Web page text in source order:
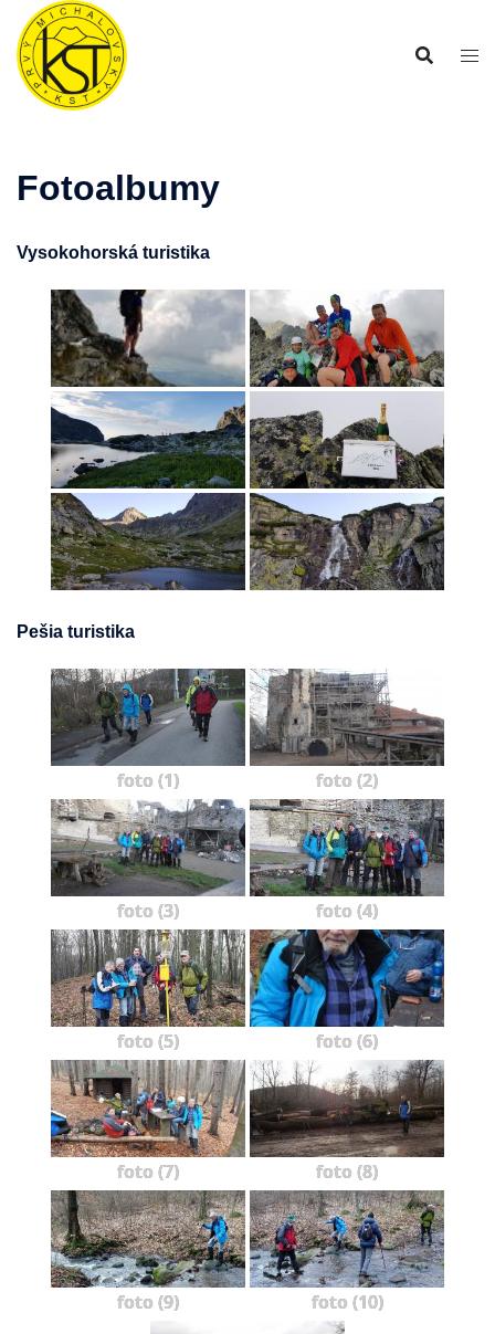
Preskočiť
obsah
Fotoalbumy
Vysokohorská turistika
Pešia turistika
foto (1) foto (2)
foto (3) foto (4)
foto (5) foto (6)
foto (7) foto (8)
foto (9) foto (10)